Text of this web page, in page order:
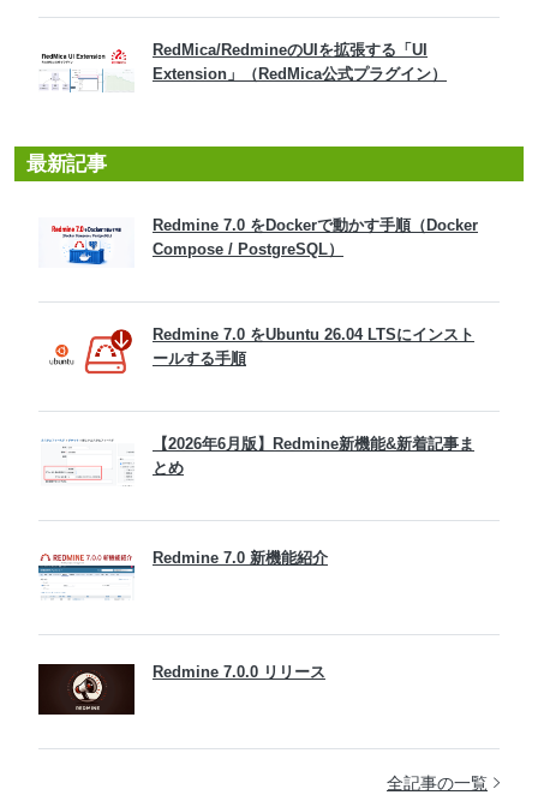
RedMica/RedmineのUIを拡張する「UI
Extension」（RedMica公式プラグイン）
最新記事
Redmine 7.0 をDockerで動かす手順（Docker
Compose / PostgreSQL）
Redmine 7.0 をUbuntu 26.04 LTSにインスト
ールする手順
【2026年6月版】Redmine新機能&新着記事ま
とめ
Redmine 7.0 新機能紹介
Redmine 7.0.0 リリース
全記事の一覧